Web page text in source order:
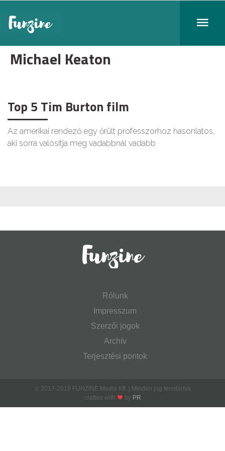
Michael Keaton
Top 5 Tim Burton film
Az amerikai rendező egy őrült professzorhoz hasonlatos,
aki sorra valósítja meg vadabbnál vadabb
Rólunk
Impresszum
Szerzői jogok
Archív
Terjesztési pontok
© 2017-2018 FUNZINE Média Kft. | Minden jog fenntartva
crafted with
by PR